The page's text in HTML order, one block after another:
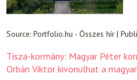
Source:Portfolio.hu - Összes hír|
Tisza-kormány: Magyar Péter
Orbán Viktor kivonulhat a